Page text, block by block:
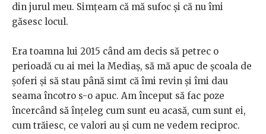
din jurul meu. Simțeam că mă sufoc și că nu îmi
găsesc locul.
Era toamna lui 2015 când am decis să petrec o
perioadă cu ai mei la Mediaș, să mă apuc de școala de
șoferi și să stau până simt că îmi revin și îmi dau
seama încotro s-o apuc. Am început să fac poze
încercând să înțeleg cum sunt eu acasă, cum sunt ei,
cum trăiesc, ce valori au și cum ne vedem reciproc.